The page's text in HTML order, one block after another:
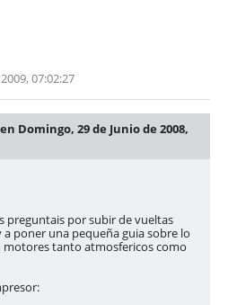
07:02:27
Domingo, 29 de Junio de 2008,
preguntais por subir de vueltas
poner una pequeña guia sobre lo
motores tanto atmosfericos como